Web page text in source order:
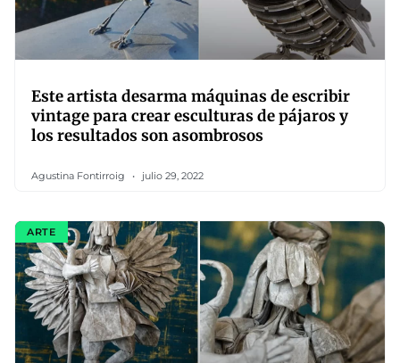
Este artista desarma máquinas de escribir
vintage para crear esculturas de pájaros y
los resultados son asombrosos
Agustina Fontirroig julio 29, 2022
ARTE